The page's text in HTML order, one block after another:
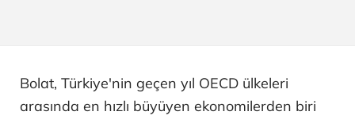
Bolat, Türkiye'nin geçen yıl OECD ülkeleri
arasında en hızlı büyüyen ekonomilerden biri